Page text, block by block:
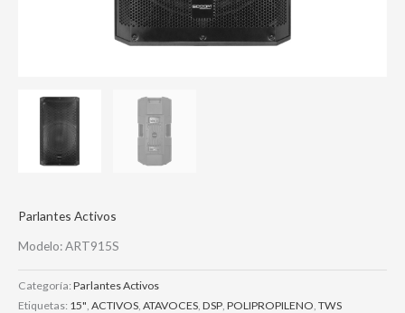
Parlantes Activos
Modelo: ART915S
Categoría: Parlantes Activos
Etiquetas: 15" ACTIVOS ATAVOCES DSP POLIPROPILENO TWS